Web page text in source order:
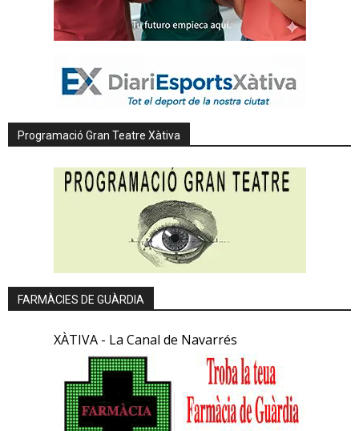
Programació Gran Teatre Xàtiva
FARMÀCIES DE GUÀRDIA
XÀTIVA - La Canal de Navarrés